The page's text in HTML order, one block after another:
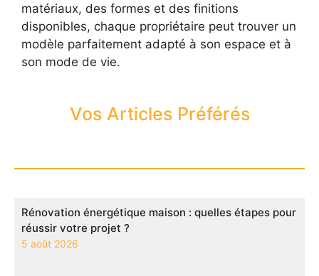
matériaux, des formes et des finitions
disponibles, chaque propriétaire peut trouver un
modèle parfaitement adapté à son espace et à
son mode de vie.
Vos Articles Préférés
Rénovation énergétique maison : quelles étapes pour
réussir votre projet ?
5 août 2026